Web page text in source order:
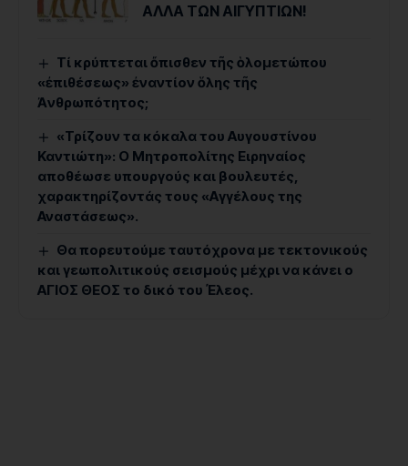
ΑΛΛΑ ΤΩΝ ΑΙΓΥΠΤΙΩΝ!
Τί κρύπτεται ὄπισθεν τῆς ὁλομετώπου
«ἐπιθέσεως» ἐναντίον ὅλης τῆς
Ἀνθρωπότητος;
«Τρίζουν τα κόκαλα του Αυγουστίνου
Καντιώτη»: Ο Μητροπολίτης Ειρηναίος
αποθέωσε υπουργούς και βουλευτές,
χαρακτηρίζοντάς τους «Αγγέλους της
Αναστάσεως».
Θα πορευτούμε ταυτόχρονα με τεκτονικούς
και γεωπολιτικούς σεισμούς μέχρι να κάνει ο
ΑΓΙΟΣ ΘΕΟΣ το δικό του Έλεος.